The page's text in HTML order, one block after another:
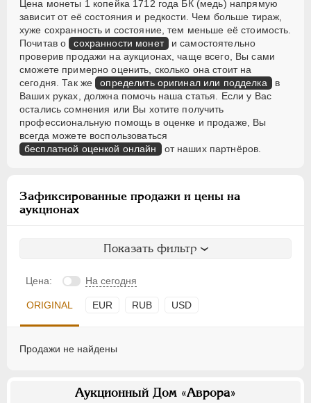
Цена монеты 1 копейка 1712 года БК (медь) напрямую
зависит от её состояния и редкости. Чем больше тираж,
хуже сохранность и состояние, тем меньше её стоимость.
Почитав о сохранности монет и самостоятельно
проверив продажи на аукционах, чаще всего, Вы сами
сможете примерно оценить, сколько она стоит на
сегодня. Так же определить оригинал или подделка в
Ваших руках, должна помочь наша статья. Если у Вас
остались сомнения или Вы хотите получить
профессиональную помощь в оценке и продаже, Вы
всегда можете воспользоваться
бесплатной оценкой онлайн от наших партнёров.
Зафиксированные продажи и цены на
аукционах
Показать фильтр
Цена: На сегодня
ORIGINAL EUR RUB USD
Продажи не найдены
Аукционный Дом «Аврора»